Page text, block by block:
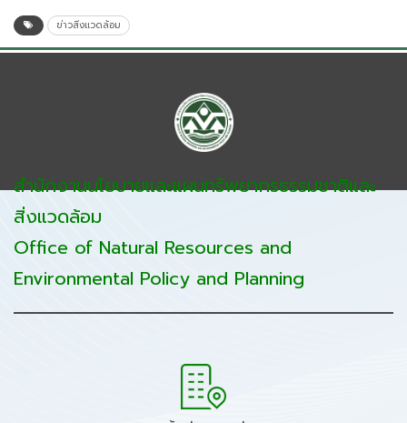
ข่าวสิ่งแวดล้อม
สำนักงานนโยบายและแผนทรัพยากรธรรมชาติและ
สิ่งแวดล้อม
Office of Natural Resources and
Environmental Policy and Planning